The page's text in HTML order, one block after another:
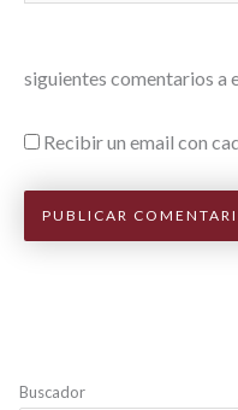
siguientes comentarios a
Recibir un email con
Buscador